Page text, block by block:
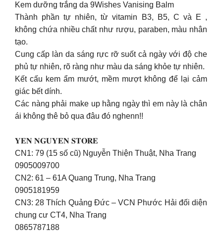
Kem dưỡng trắng da 9Wishes Vanising Balm
Thành phần tự nhiên, từ vitamin B3, B5, C và E ,
không chứa nhiều chất như rượu, paraben, màu nhân
tạo.
Cung cấp làn da sáng rực rỡ suốt cả ngày với độ che
phủ tự nhiên, rõ ràng như màu da sáng khỏe tự nhiên.
Kết cấu kem ẩm mướt, mềm mượt không để lại cảm
giác bết dính.
Các nàng phải make up hằng ngày thì em này là chân
ái không thê bỏ qua đâu đó nghenn!!
𝐘𝐄𝐍 𝐍𝐆𝐔𝐘𝐄𝐍 𝐒𝐓𝐎𝐑𝐄
CN1: 79 (15 số cũ) Nguyễn Thiện Thuật, Nha Trang
0905009700
CN2: 61 – 61A Quang Trung, Nha Trang
0905181959
CN3: 28 Thích Quảng Đức – VCN Phước Hải đối diện
chung cư CT4, Nha Trang
0865787188